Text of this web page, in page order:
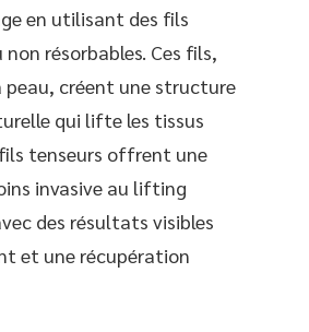
en utilisant des fils
non résorbables. Ces fils,
peau, créent une structure
qui lifte les tissus
tenseurs offrent une
invasive au lifting
des résultats visibles
et une récupération